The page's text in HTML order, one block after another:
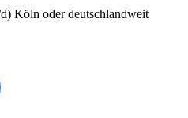
Köln oder deutschlandweit